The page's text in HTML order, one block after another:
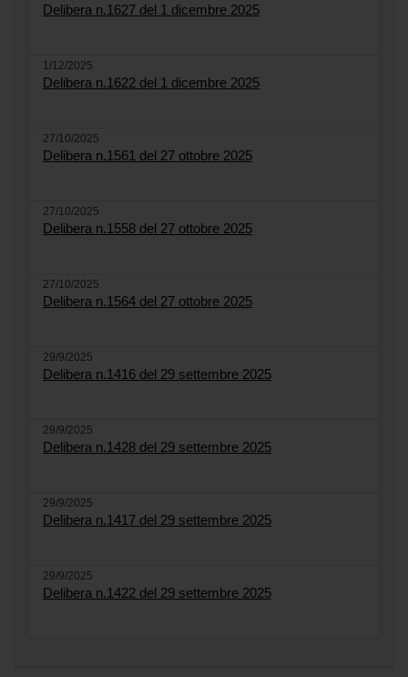
Delibera n.1627 del 1 dicembre 2025
1/12/2025
Delibera n.1622 del 1 dicembre 2025
27/10/2025
Delibera n.1561 del 27 ottobre 2025
27/10/2025
Delibera n.1558 del 27 ottobre 2025
27/10/2025
Delibera n.1564 del 27 ottobre 2025
29/9/2025
Delibera n.1416 del 29 settembre 2025
29/9/2025
Delibera n.1428 del 29 settembre 2025
29/9/2025
Delibera n.1417 del 29 settembre 2025
29/9/2025
Delibera n.1422 del 29 settembre 2025